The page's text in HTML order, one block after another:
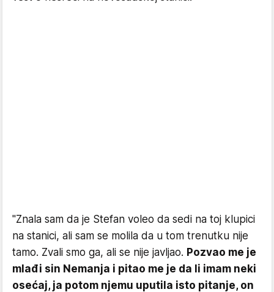
"Znala sam da je Stefan voleo da sedi na toj klupici
na stanici, ali sam se molila da u tom trenutku nije
tamo. Zvali smo ga, ali se nije javljao. Pozvao me je
mlađi sin Nemanja i pitao me je da li imam neki
osećaj, ja potom njemu uputila isto pitanje, on